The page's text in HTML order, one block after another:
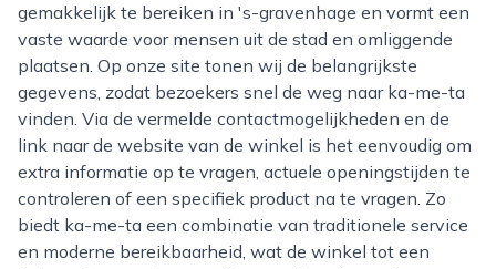
gemakkelijk te bereiken in 's-gravenhage en vormt een
vaste waarde voor mensen uit de stad en omliggende
plaatsen. Op onze site tonen wij de belangrijkste
gegevens, zodat bezoekers snel de weg naar ka-me-ta
vinden. Via de vermelde contactmogelijkheden en de
link naar de website van de winkel is het eenvoudig om
extra informatie op te vragen, actuele openingstijden te
controleren of een specifiek product na te vragen. Zo
biedt ka-me-ta een combinatie van traditionele service
en moderne bereikbaarheid, wat de winkel tot een